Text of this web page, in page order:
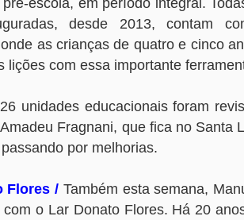
escola, em período integral.
desde 2013, contam
as crianças de quatro e cinco
lições com essa importante
unidades educacionais foram
Fragnani, que fica no Santa
por melhorias.
Flores / Também esta semana,
o Lar Donato Flores. Há 20